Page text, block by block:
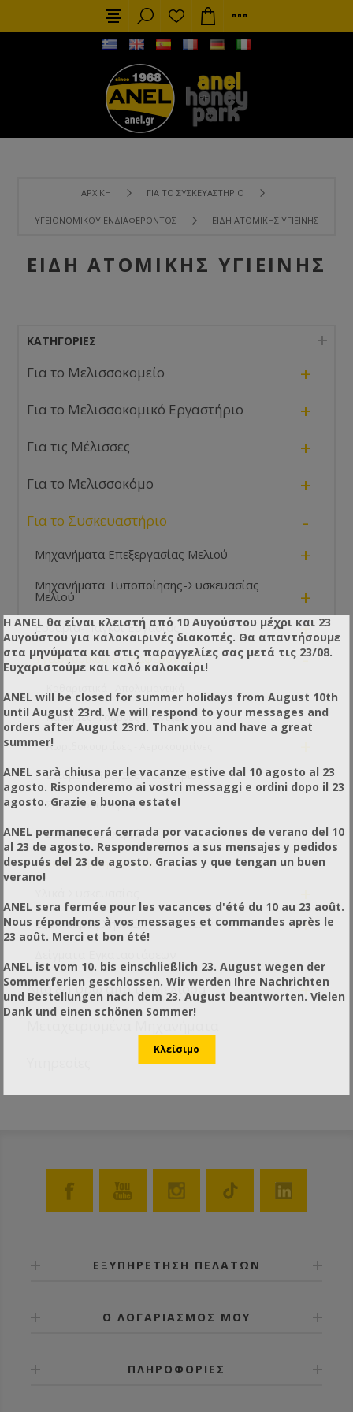
ΑΡΧΙΚΉ ΓΙΑ ΤΟ ΣΥΣΚΕΥΑΣΤΉΡΙΟ
ΥΓΕΙΟΝΟΜΙΚΟΎ ΕΝΔΙΑΦΈΡΟΝΤΟΣ ΕΊΔΗ ΑΤΟΜΙΚΉΣ ΥΓΙΕΙΝΉΣ
ΕΊΔΗ ΑΤΟΜΙΚΉΣ ΥΓΙΕΙΝΉΣ
ΚΑΤΗΓΟΡΊΕΣ
Για το Μελισσοκομείο +
Για το Μελισσοκομικό Εργαστήριο +
Για τις Μέλισσες +
Για το Μελισσοκόμο +
Για το Συσκευαστήριο -
Μηχανήματα Επεξεργασίας Μελιού +
Μηχανήματα Τυποποίησης-Συσκευασίας
Μελιού +
Ερμάρια-Πάγκοι Εργασίας +
Υγειονομικού Ενδιαφέροντος -
Νιπτήρες - Γούρνες - Λάντζες
Λωριδοκουρτίνες - Αεροκουρτίνες
Εντομοπαγίδες Συσκευαστηρίου
Σαπουνοδιανομείς
Στεγνωτήρες Χεριών
Είδη Ατομικής Υγιεινής
Εξοπλισμός Χημικών Αναλύσεων +
Από & Γύρω από τη Μέλισσα +
ΕΞΥΠΗΡΕΤΗΣΗ ΠΕΛΑΤΩΝ
Ο ΛΟΓΑΡΙΑΣΜΟΣ ΜΟΥ
ΠΛΗΡΟΦΟΡΙΕΣ
Η ANEL θα είναι κλειστή από 10 Αυγούστου μέχρι και 23
Αυγούστου για καλοκαιρινές διακοπές. Θα απαντήσουμε
στα μηνύματα και στις παραγγελίες σας μετά τις 23/08.
Ευχαριστούμε και καλό καλοκαίρι!
ANEL will be closed for summer holidays from August 10th
until August 23rd. We will respond to your messages and
orders after August 23rd. Thank you and have a great
summer!
ANEL sarà chiusa per le vacanze estive dal 10 agosto al 23
agosto. Risponderemo ai vostri messaggi e ordini dopo il 23
agosto. Grazie e buona estate!
ANEL permanecerá cerrada por vacaciones de verano del 10
al 23 de agosto. Responderemos a sus mensajes y pedidos
después del 23 de agosto. Gracias y que tengan un buen
verano!
ANEL sera fermée pour les vacances d'été du 10 au 23 août.
Nous répondrons à vos messages et commandes après le
23 août. Merci et bon été!
ANEL ist vom 10. bis einschließlich 23. August wegen der
Sommerferien geschlossen. Wir werden Ihre Nachrichten
und Bestellungen nach dem 23. August beantworten. Vielen
Dank und einen schönen Sommer!